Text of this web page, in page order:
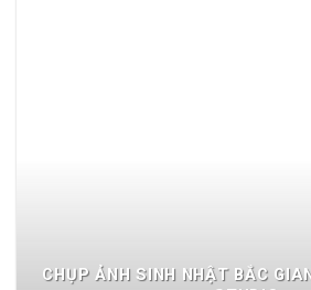
CHỤP ẢNH SINH NHẬT BẮC